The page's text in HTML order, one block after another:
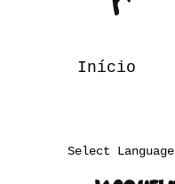
Início
Select Language